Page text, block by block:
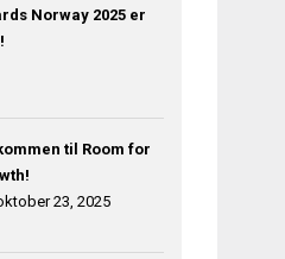
Norway 2025 er
til Room for
23, 2025